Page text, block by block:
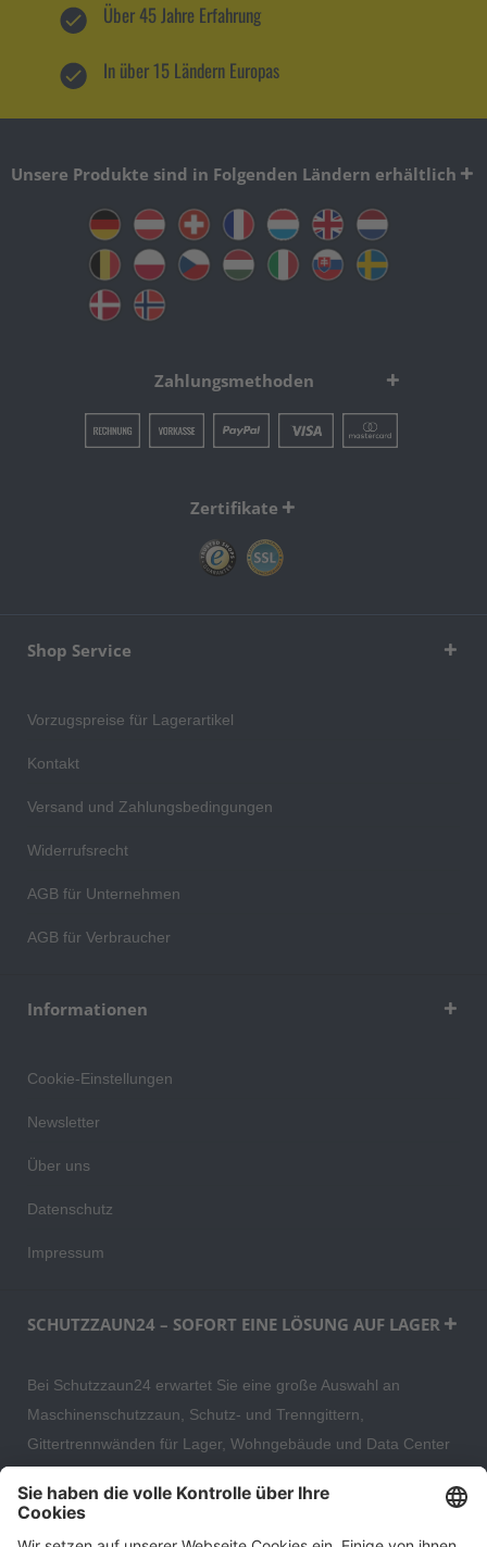
Über 45 Jahre Erfahrung
In über 15 Ländern Europas
Unsere Produkte sind in Folgenden Ländern erhältlich
Zahlungsmethoden
Zertifikate
Shop Service
Vorzugspreise für Lagerartikel
Kontakt
Versand und Zahlungsbedingungen
Widerrufsrecht
AGB für Unternehmen
AGB für Verbraucher
Informationen
Cookie-Einstellungen
Newsletter
Über uns
Datenschutz
Impressum
SCHUTZZAUN24 – SOFORT EINE LÖSUNG AUF LAGER
Bei Schutzzaun24 erwartet Sie eine große Auswahl an
Maschinenschutzzaun, Schutz- und Trenngittern,
Gittertrennwänden für Lager, Wohngebäude und Data Center
hochwertige Gartenzäune und Zaunsysteme für die sichere